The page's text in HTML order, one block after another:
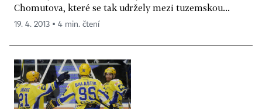
Chomutova, které se tak udržely mezi tuzemskou...
19. 4. 2013 ▪ 4 min. čtení